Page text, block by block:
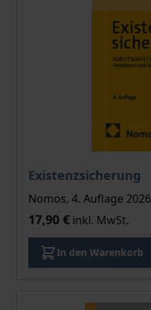
Existenzsicherung
Nomos, 4. Auflage 2026
17,90 € inkl. MwSt.
In den Warenkorb